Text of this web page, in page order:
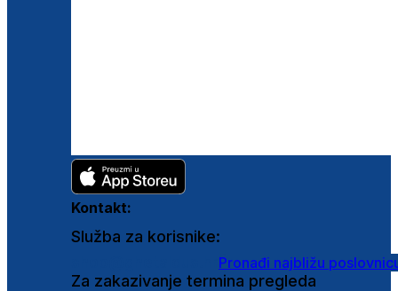
Kontakt:
Služba za korisnike:
Pronađi najbližu
Za zakazivanje termina pregleda